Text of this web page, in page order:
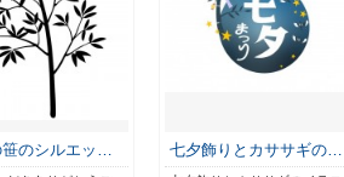
笹のシルエッ… 七夕飾りとカササギの…